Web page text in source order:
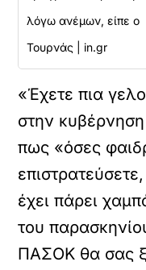
λόγω ανέμων, είπε ο
Τουρνάς | in.gr
«Έχετε πια
στην
πως «όσες
έχει πάρει
του
ΠΑΣΟΚ θα σας